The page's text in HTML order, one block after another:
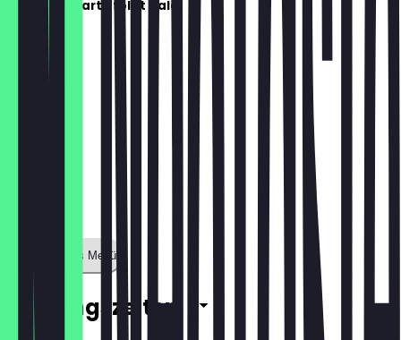
Die Speisekarte folgt bald!
Zeige ganzes Menü
Öffnungszeiten